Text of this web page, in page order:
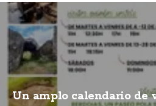
Un amplo calendario de